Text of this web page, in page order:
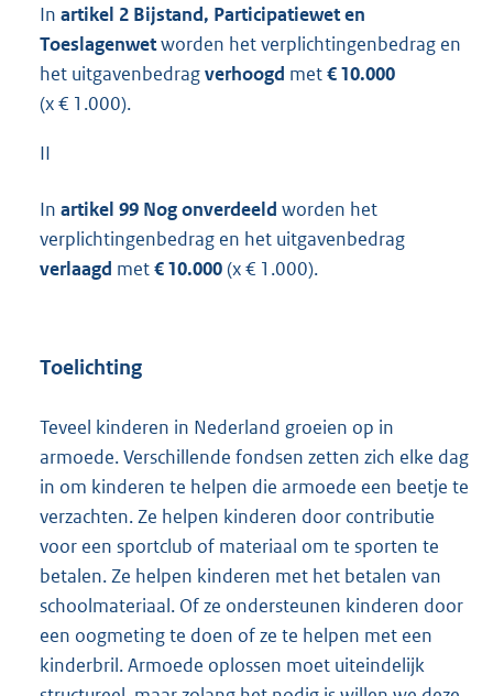
In artikel 2 Bijstand, Participatiewet en
Toeslagenwetworden het verplichtingenbedrag en
het uitgavenbedragverhoogd met€ 10.000
(x € 1.000).
II
In artikel 99 Nog onverdeeld worden het
verplichtingenbedrag en het uitgavenbedrag
verlaagd met€ 10.000(x € 1.000).
Toelichting
Teveel kinderen in Nederland groeien op in
armoede. Verschillende fondsen zetten zich elke dag
in om kinderen te helpen die armoede een beetje te
verzachten. Ze helpen kinderen door contributie
voor een sportclub of materiaal om te sporten te
betalen. Ze helpen kinderen met het betalen van
schoolmateriaal. Of ze ondersteunen kinderen door
een oogmeting te doen of ze te helpen met een
kinderbril. Armoede oplossen moet uiteindelijk